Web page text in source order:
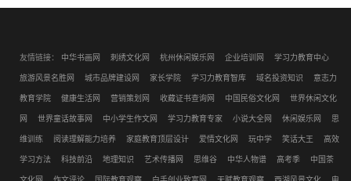
友情链接： 中华书画网 刺绣文化网 杭州休闲娱乐网 企业培训网 学习力教育中心
旅游风景名胜网 城市品牌建设网 家长学院 学习力教育智库 域名投资知识 意志力
教育学院 健康生活网 营销策划网 收藏证书查询网 中国民俗文化网 世界休闲文化
网 世界童话故事网 中小学生作文网 学习力教育专家 小说大全网 休闲娱乐网 思
维训练 阅读理解能力培养 家庭教育顶层设计 爱情文化网 玩中学 笑话大王 高效
学习方法 科技前沿 地理知识 艺术传播网 思维谷 中华人物谱 高考季 中国茶